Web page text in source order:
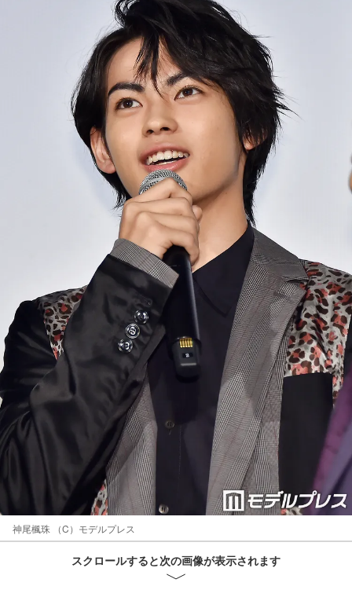
神尾楓珠 （C）モデルプレス
スクロールすると次の画像が表示されます